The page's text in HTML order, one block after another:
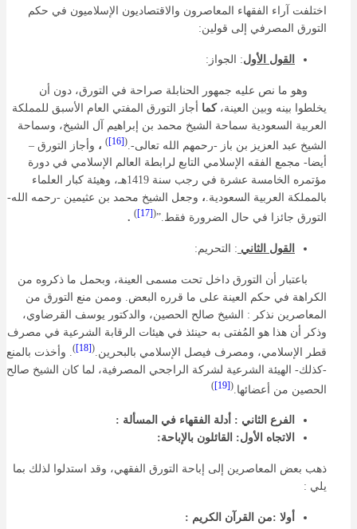
اختلفت آراء الفقهاء المعاصرون والاقتصاديون الإسلاميون في حكم
التورق المصرفي إلى قولين:
القول الأول: الجواز:
وهو ما نص عليه جمهور الحنابلة صراحة في التورق، دون أن
يخلطوا بينه وبين العينة،كما أجاز التورق المفتي العام الأسبق للمملكة
العربية السعودية سماحة الشيخ محمد بن إبراهيم آل الشيخ، وسماحة
الشيخ عبد العزيز بن باز -رحمهم الله تعالى-. (
[16]
) ، وأجاز التورق –
أيضا- مجمع الفقه الإسلامي التابع لرابطة العالم الإسلامي في دورة
مؤتمره الخامسة عشرة في رجب سنة 1419هـ، وهيئة كبار العلماء
بالمملكة العربية السعودية.، وجعل الشيخ محمد بن عثيمين -رحمه الله-
التورق جائزا في حال الضرورة فقط.”(
)
.
القول الثاني : التحريم:
باعتبار أن التورق داخل تحت مسمى العينة، وبحمل ما ذكروه من
الكراهة في حكم العينة على ما قرره البعض. وممن منع التورق من
المعاصرين نذكر : الشيخ صالح الحصين، والدكتور يوسف القرضاوي،
وذكر أن هذا هو المُفتى به حينئذ في هيئات الرقابة الشرعية في مصرف
قطر الإسلامي، ومصرف فيصل الإسلامي بالبحرين. (
[18]
) . وأخذت بالمنع
-كذلك- الهيئة الشرعية لشركة الراجحي المصرفية، لما كان الشيخ صالح
الحصين من أعضائها. (
[19]
)
الفرع الثاني : أدلة الفقهاء في المسألة :
الاتجاه الأول: القائلون بالإباحة:
ذهب بعض المعاصرين إلى إباحة التورق الفقهي، وقد استدلوا لذلك بما
يلي :
أولا :من القرآن الكريم :